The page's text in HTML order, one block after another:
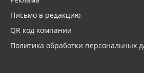
Письмо в редакцию
QR код компании
Политика обработки персональных